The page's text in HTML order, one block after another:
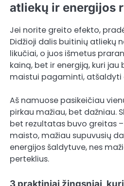
atliekų ir energijos
Jei norite greito efekto,
Didžioji dalis buitinių atliekų
likučiai, o juos išmetus
kainą, bet ir energiją, kuri
maistui pagaminti, atšaldyti
Aš namuose pasikeičiau
pirkau mažiau, bet dažniau.
bet rezultatas buvo greitas
maisto, mažiau supuvusių
energijos šaldytuve, nes
perteklius.
3 praktiniai žingsniai,